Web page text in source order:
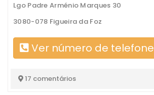
Lgo Padre Arménio Marques 30
3080-078 Figueira da Foz
Ver número de telefone
17 comentários